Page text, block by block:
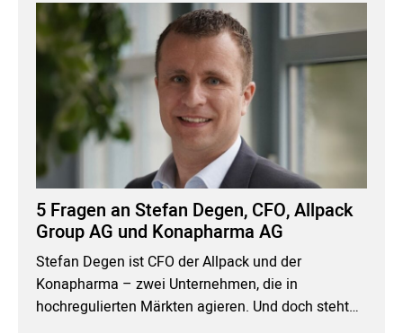
5 Fragen an Stefan Degen, CFO, Allpack
Group AG und Konapharma AG
Stefan Degen ist CFO der Allpack und der
Konapharma – zwei Unternehmen, die in
hochregulierten Märkten agieren. Und doch steht…